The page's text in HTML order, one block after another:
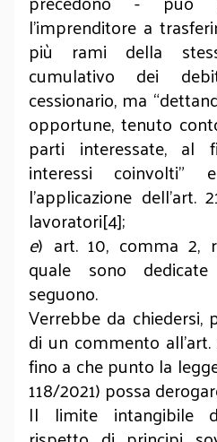
l’imprenditore a
più rami della
cumulativo dei
cessionario, ma
opportune, tenuto
parti interessate,
interessi coinvolti”
l’applicazione dell’art.
lavoratori[4];
e) art. 10, comma 2,
quale sono
seguono.
Verrebbe da chiedersi,
di un commento all’art.
fino a che punto la
118/2021) possa
Il limite intangibile